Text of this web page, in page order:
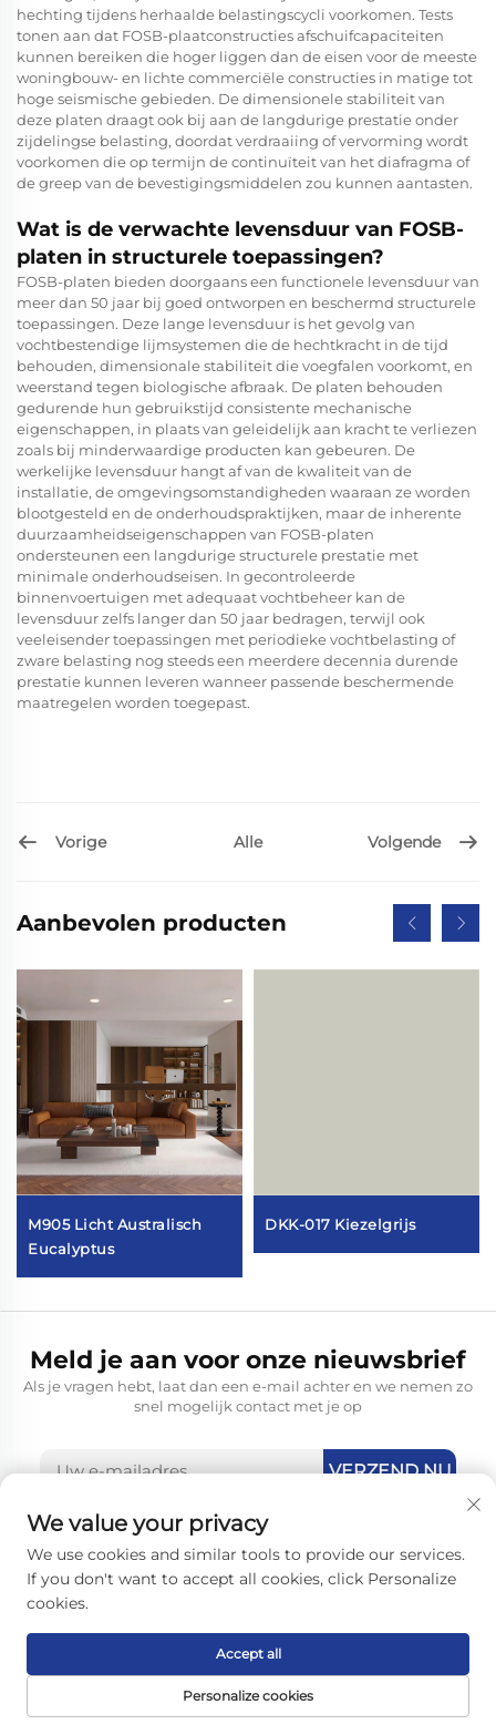
hechting tijdens herhaalde belastingscycli voorkomen. Tests
tonen aan dat FOSB-plaatconstructies afschuifcapaciteiten
kunnen bereiken die hoger liggen dan de eisen voor de meeste
woningbouw- en lichte commerciële constructies in matige tot
hoge seismische gebieden. De dimensionele stabiliteit van
deze platen draagt ook bij aan de langdurige prestatie onder
zijdelingse belasting, doordat verdraaiing of vervorming wordt
voorkomen die op termijn de continuïteit van het diafragma of
de greep van de bevestigingsmiddelen zou kunnen aantasten.
Wat is de verwachte levensduur van FOSB-
platen in structurele toepassingen?
FOSB-platen bieden doorgaans een functionele levensduur van
meer dan 50 jaar bij goed ontworpen en beschermd structurele
toepassingen. Deze lange levensduur is het gevolg van
vochtbestendige lijmsystemen die de hechtkracht in de tijd
behouden, dimensionale stabiliteit die voegfalen voorkomt, en
weerstand tegen biologische afbraak. De platen behouden
gedurende hun gebruikstijd consistente mechanische
eigenschappen, in plaats van geleidelijk aan kracht te verliezen
zoals bij minderwaardige producten kan gebeuren. De
werkelijke levensduur hangt af van de kwaliteit van de
installatie, de omgevingsomstandigheden waaraan ze worden
blootgesteld en de onderhoudspraktijken, maar de inherente
duurzaamheidseigenschappen van FOSB-platen
ondersteunen een langdurige structurele prestatie met
minimale onderhoudseisen. In gecontroleerde
binnenvoertuigen met adequaat vochtbeheer kan de
levensduur zelfs langer dan 50 jaar bedragen, terwijl ook
veeleisender toepassingen met periodieke vochtbelasting of
zware belasting nog steeds een meerdere decennia durende
prestatie kunnen leveren wanneer passende beschermende
maatregelen worden toegepast.
Vorige Alle Volgende
Aanbevolen producten
M905 Licht Australisch
Eucalyptus
DKK-017 Kiezelgrijs
Meld je aan voor onze nieuwsbrief
Als je vragen hebt, laat dan een e-mail achter en we nemen zo
snel mogelijk contact met je op
VERZEND NU
+86 18566126909
We value your privacy
We use cookies and similar tools to provide our services.
If you don't want to accept all cookies, click Personalize
cookies.
Personalize cookies
Accept all